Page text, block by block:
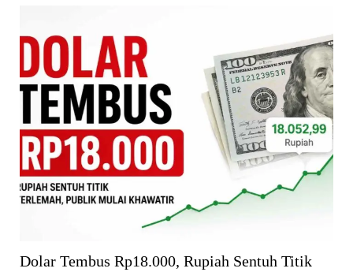
Dolar Tembus Rp18.000, Rupiah Sentuh Titik